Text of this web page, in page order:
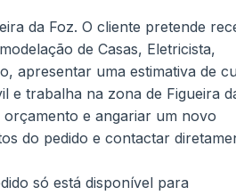
da Foz. O cliente pretende
de Casas, Eletricista,
apresentar uma estimativa de
e trabalha na zona de Figueira
e angariar um novo
do pedido e contactar
só está disponível para